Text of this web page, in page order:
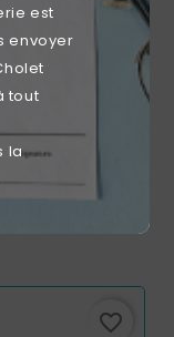
est
envoyer
tout
la
favorite_border